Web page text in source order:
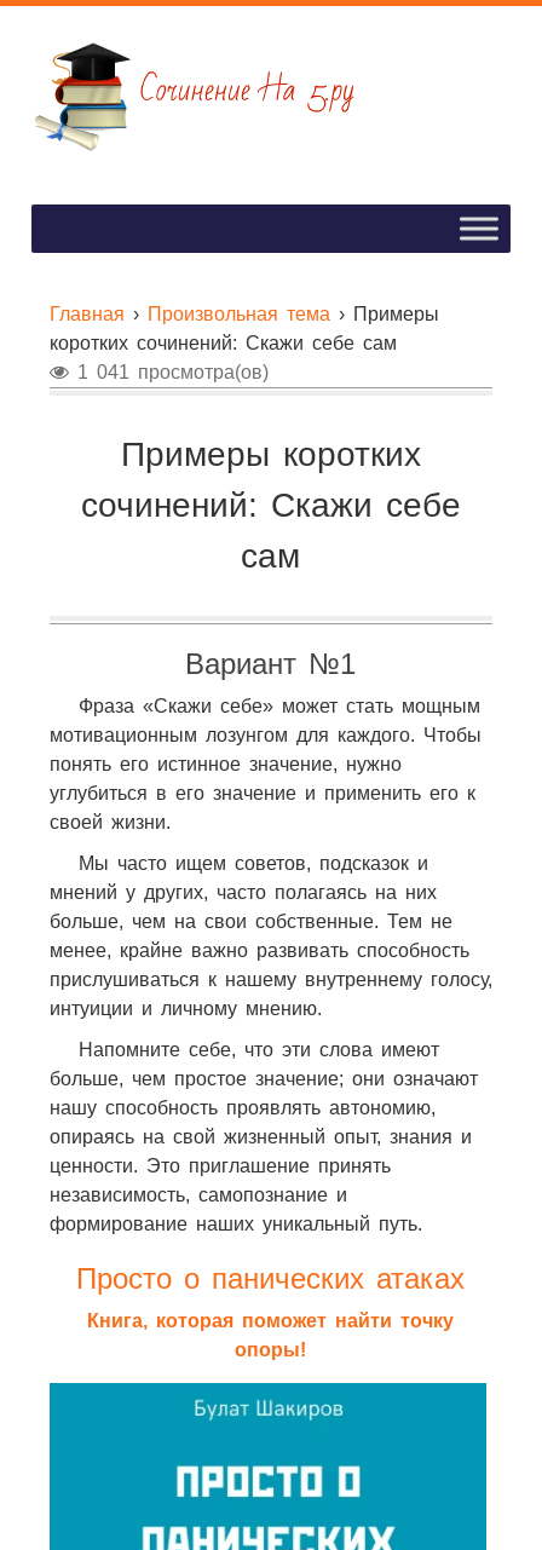
Главная › Произвольная тема › Примеры
коротких сочинений: Скажи себе сам
1 041 просмотра(ов)
Примеры коротких
сочинений: Скажи себе
сам
Вариант №1
Фраза «Скажи себе» может стать мощным
мотивационным лозунгом для каждого. Чтобы
понять его истинное значение, нужно
углубиться в его значение и применить его к
своей жизни.
Мы часто ищем советов, подсказок и
мнений у других, часто полагаясь на них
больше, чем на свои собственные. Тем не
менее, крайне важно развивать способность
прислушиваться к нашему внутреннему голосу,
интуиции и личному мнению.
Напомните себе, что эти слова имеют
больше, чем простое значение; они означают
нашу способность проявлять автономию,
опираясь на свой жизненный опыт, знания и
ценности. Это приглашение принять
независимость, самопознание и
формирование наших уникальный путь.
Просто о панических атаках
Книга, которая поможет найти точку
опоры!